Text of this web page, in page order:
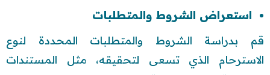
استعراض الشروط والمتطلبات
قم بدراسة الشروط والمتطلبات المحددة لنوع
الاسترحام الذي تسعى لتحقيقه، مثل المستندات